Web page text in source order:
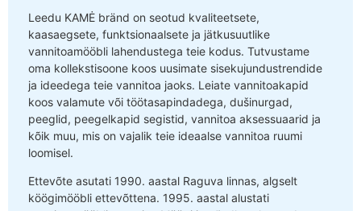
Leedu KAMĖ bränd on seotud kvaliteetsete,
kaasaegsete, funktsionaalsete ja jätkusuutlike
vannitoamööbli lahendustega teie kodus. Tutvustame
oma kollekstisoone koos uusimate sisekujundustrendide
ja ideedega teie vannitoa jaoks. Leiate vannitoakapid
koos valamute või töötasapindadega, dušinurgad,
peeglid, peegelkapid segistid, vannitoa aksessuaarid ja
kõik muu, mis on vajalik teie ideaalse vannitoa ruumi
loomisel.
Ettevõte asutati 1990. aastal Raguva linnas, algselt
köögimööbli ettevõttena. 1995. aastal alustati